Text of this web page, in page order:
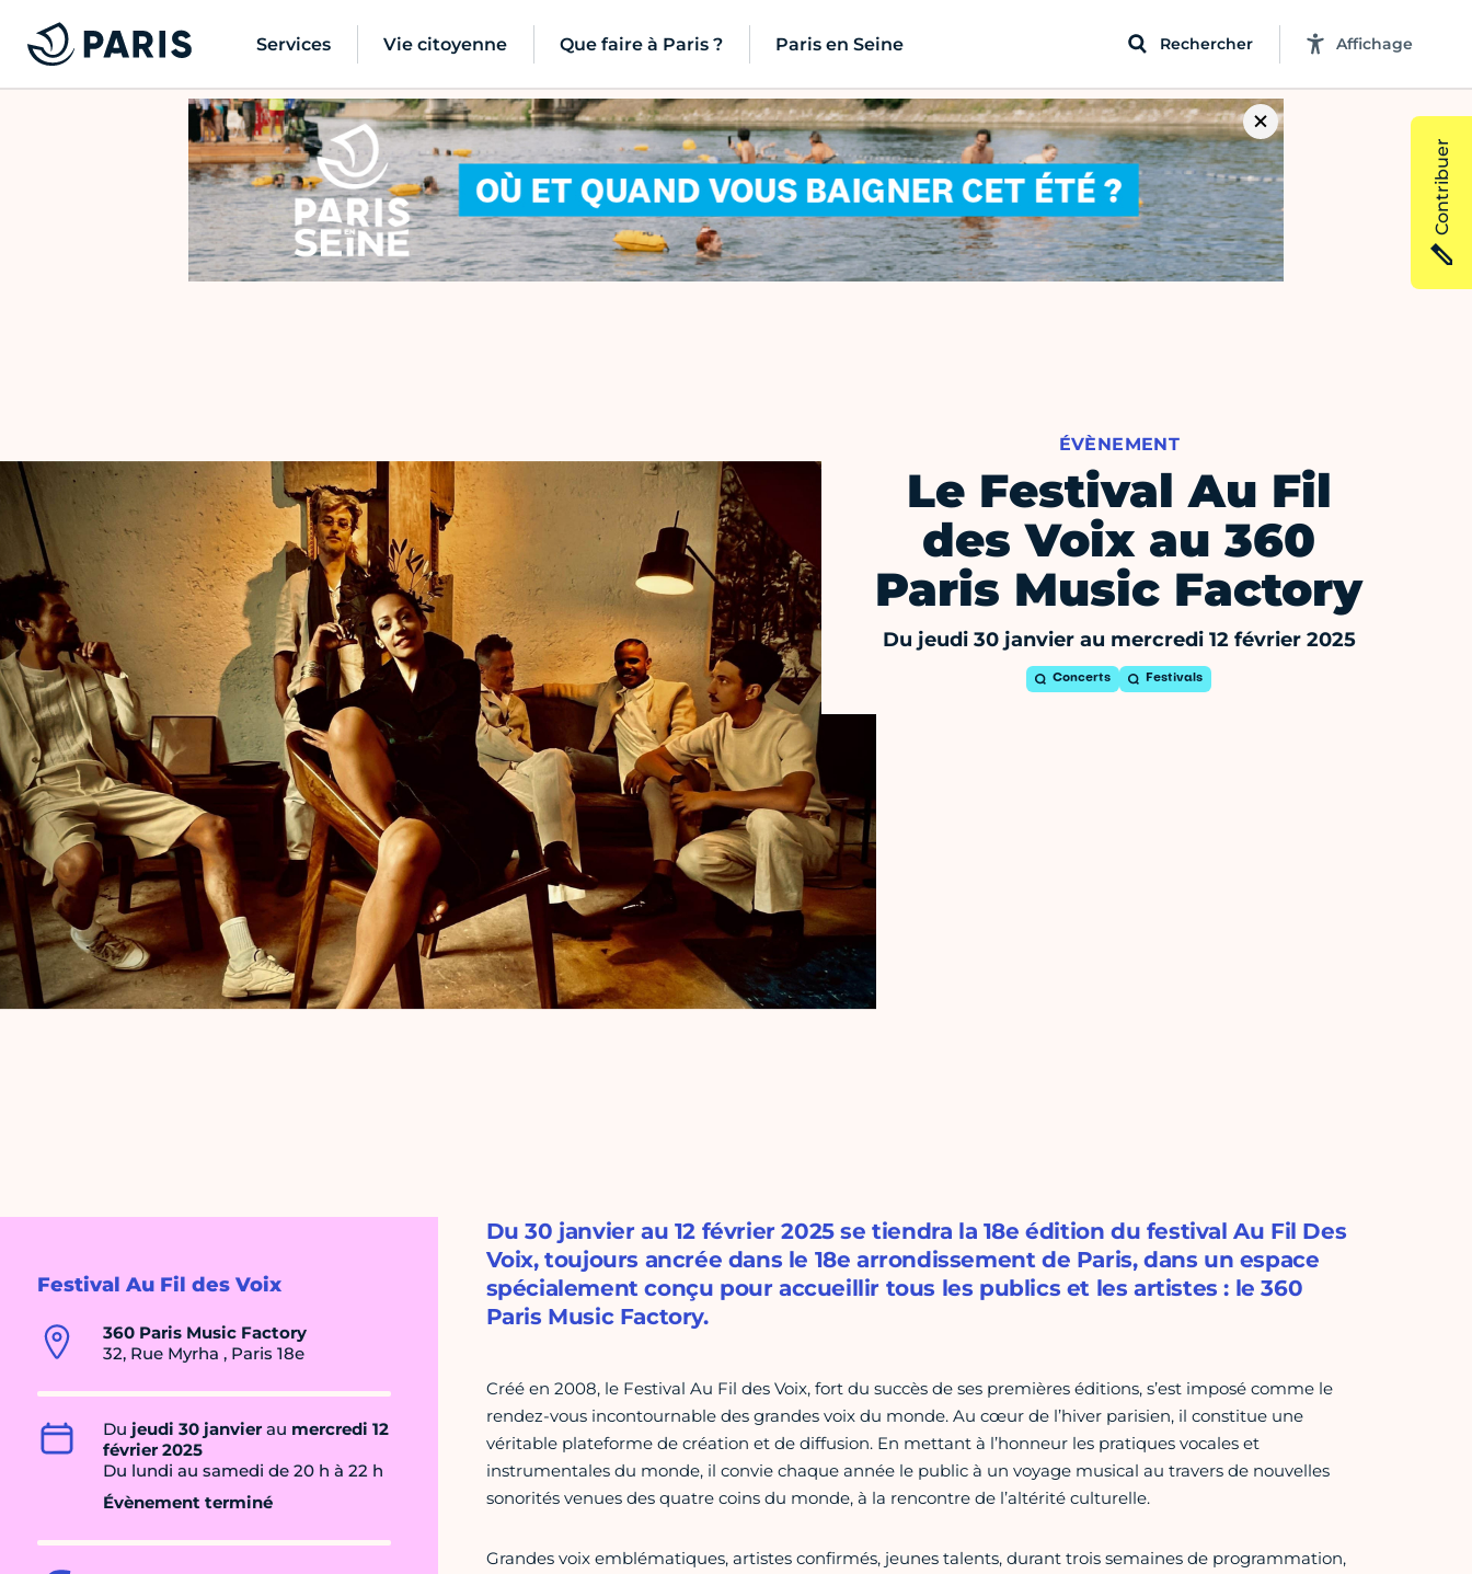
Services Vie citoyenne Que faire à Paris ? Paris en Seine Rechercher Affichage
ÉVÈNEMENT
Le Festival Au Fil
des Voix au 360
Paris Music Factory
Du jeudi 30 janvier au mercredi 12 février 2025
Concerts Festivals
Festival Au Fil des Voix
360 Paris Music Factory
32, Rue Myrha , Paris 18e
Du jeudi 30 janvierau mercredi 12
février 2025
Du lundi au samedi de 20 h à 22 h
Évènement terminé
Du 30 janvier au 12 février 2025 se tiendra la 18e édition du festival Au Fil Des
Voix, toujours ancrée dans le 18e arrondissement de Paris, dans un espace
spécialement conçu pour accueillir tous les publics et les artistes : le 360
Paris Music Factory.
Créé en 2008, le Festival Au Fil des Voix, fort du succès de ses premières éditions, s’est imposé comme le
rendez-vous incontournable des grandes voix du monde. Au cœur de l’hiver parisien, il constitue une
véritable plateforme de création et de diffusion. En mettant à l’honneur les pratiques vocales et
instrumentales du monde, il convie chaque année le public à un voyage musical au travers de nouvelles
sonorités venues des quatre coins du monde, à la rencontre de l’altérité culturelle.
Grandes voix emblématiques, artistes confirmés, jeunes talents, durant trois semaines de programmation,
Contribuer